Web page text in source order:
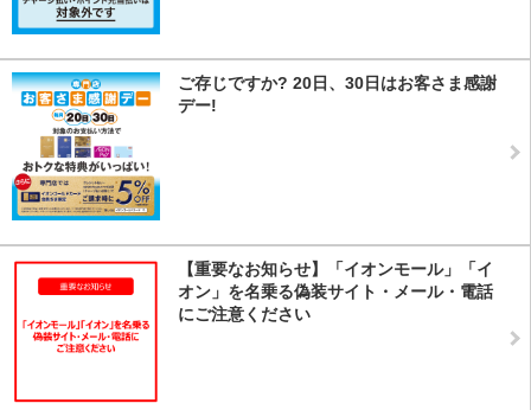
ご存じですか? 20日、30日はお客さま感謝
デー!
【重要なお知らせ】「イオンモール」「イ
オン」を名乗る偽装サイト・メール・電話
にご注意ください